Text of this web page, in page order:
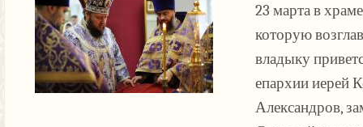
23 марта в
которую
владыку
епархии иерей
Александров,